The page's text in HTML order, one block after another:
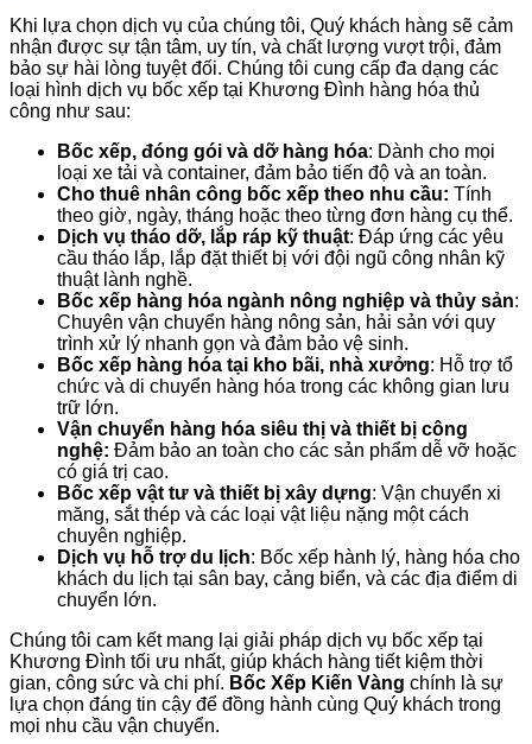
Khi lựa chọn dịch vụ của chúng tôi, Quý khách hàng sẽ cảm
nhận được sự tận tâm, uy tín, và chất lượng vượt trội, đảm
bảo sự hài lòng tuyệt đối. Chúng tôi cung cấp đa dạng các
loại hình dịch vụ bốc xếp tại Khương Đình hàng hóa thủ
công như sau:
Bốc xếp, đóng gói và dỡ hàng hóa: Dành cho mọi
loại xe tải và container, đảm bảo tiến độ và an toàn.
Cho thuê nhân công bốc xếp theo nhu cầu: Tính
theo giờ, ngày, tháng hoặc theo từng đơn hàng cụ thể.
Dịch vụ tháo dỡ, lắp ráp kỹ thuật: Đáp ứng các yêu
cầu tháo lắp, lắp đặt thiết bị với đội ngũ công nhân kỹ
thuật lành nghề.
Bốc xếp hàng hóa ngành nông nghiệp và thủy sản:
Chuyên vận chuyển hàng nông sản, hải sản với quy
trình xử lý nhanh gọn và đảm bảo vệ sinh.
Bốc xếp hàng hóa tại kho bãi, nhà xưởng: Hỗ trợ tổ
chức và di chuyển hàng hóa trong các không gian lưu
trữ lớn.
Vận chuyển hàng hóa siêu thị và thiết bị công
nghệ: Đảm bảo an toàn cho các sản phẩm dễ vỡ hoặc
có giá trị cao.
Bốc xếp vật tư và thiết bị xây dựng: Vận chuyển xi
măng, sắt thép và các loại vật liệu nặng một cách
chuyên nghiệp.
Dịch vụ hỗ trợ du lịch: Bốc xếp hành lý, hàng hóa cho
khách du lịch tại sân bay, cảng biển, và các địa điểm di
chuyển lớn.
Chúng tôi cam kết mang lại giải pháp dịch vụ bốc xếp tại
Khương Đình tối ưu nhất, giúp khách hàng tiết kiệm thời
gian, công sức và chi phí. Bốc Xếp Kiến Vàng chính là sự
lựa chọn đáng tin cậy để đồng hành cùng Quý khách trong
mọi nhu cầu vận chuyển.